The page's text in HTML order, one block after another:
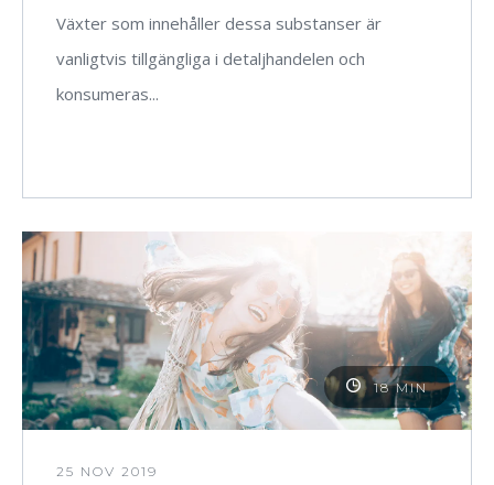
Växter som innehåller dessa substanser är
vanligtvis tillgängliga i detaljhandelen och
konsumeras...
18 MIN
25 NOV 2019